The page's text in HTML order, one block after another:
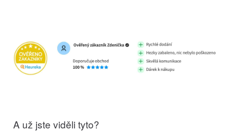
A už jste viděli tyto?